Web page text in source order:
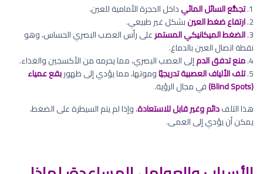
1. تجمُّع السائل المائيداخل الحجرة الأمامية للعين.
2. ارتفاع ضغط العينبشكل غير طبيعي.
3. الضغط الميكانيكي المستمرعلى رأس العصب البصري الحساس، وهو
نقطة اتصال العين بالدماغ.
4. منع تدفق الدمإلى العصب البصري، مما يحرمه من الأكسجين والغذاء.
5. تلف الألياف العصبية تدريجيًاوموتها، مما يؤدي إلى ظهوربقع عمياء
(Blind Spots)
في مجال الرؤية.
هذا التلفدائم وغير قابل للاستعادة، وإذا لم يتم السيطرة على الضغط،
يمكن أن يؤدي إلى العمى.